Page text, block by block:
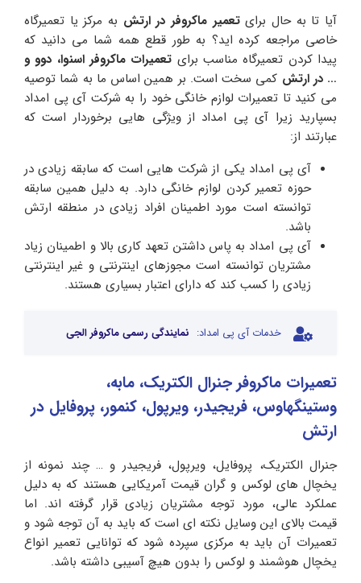
آیا تا به حال برایتعمیر ماکروفر در ارتش به مرکز یا تعمیرگاه
خاصی مراجعه کرده اید؟ به طور قطع همه شما می دانید که
پیدا کردن تعمیرگاه مناسب برای تعمیرات ماکروفر اسنوا، دوو و
… در ارتش کمی سخت است. بر همین اساس ما به شما توصیه
می کنید تا تعمیرات لوازم خانگی خود را به شرکت آی پی امداد
بسپارید زیرا آی پی امداد از ویژگی هایی برخوردار است که
عبارتند از:
آی پی امداد یکی از شرکت هایی است که سابقه زیادی در
حوزه تعمیر کردن لوازم خانگی دارد. به دلیل همین سابقه
توانسته است مورد اطمینان افراد زیادی در منطقه ارتش
باشد.
آی پی امداد به پاس داشتن تعهد کاری بالا و اطمینان زیاد
مشتریان توانسته است مجوزهای اینترنتی و غیر اینترنتی
زیادی را کسب کند که دارای اعتبار بسیاری هستند.
خدمات آی پی امداد: نمایندگی رسمی ماکروفر الجی
تعمیرات ماکروفر جنرال الکتریک، مابه،
وستینگهاوس، فریجیدر، ویرپول، کنمور، پروفایل در
ارتش
جنرال الکتریک، پروفایل، ویرپول، فریجیدر و … چند نمونه از
یخچال های لوکس و گران قیمت آمریکایی هستند که به دلیل
عملکرد عالی، مورد توجه مشتریان زیادی قرار گرفته اند. اما
قیمت بالای این وسایل نکته ای است که باید به آن توجه شود و
تعمیرات آن باید به مرکزی سپرده شود که توانایی تعمیر انواع
یخچال هوشمند و لوکس را بدون هیچ آسیبی داشته باشد.